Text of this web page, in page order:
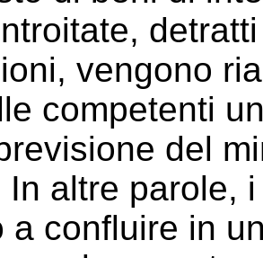
vengono
competenti
del
In altre parole,
a confluire in